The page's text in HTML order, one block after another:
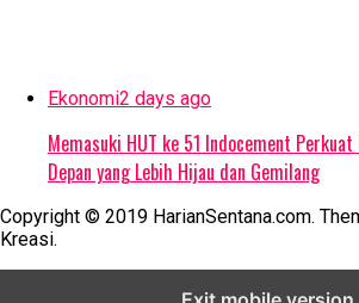
Ekonomi2 days ago
Memasuki HUT ke 51 Indocement Perkuat
Depan yang Lebih Hijau dan Gemilang
Copyright © 2019 HarianSentana.com.
Kreasi.